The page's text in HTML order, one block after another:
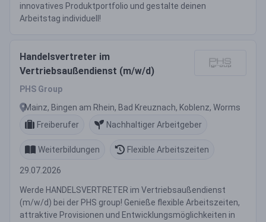
innovatives Produktportfolio und gestalte deinen
Arbeitstag individuell!
Handelsvertreter im
Vertriebsaußendienst (m/w/d)
PHS Group
Mainz, Bingen am Rhein, Bad Kreuznach, Koblenz, Worms
Freiberufer
Nachhaltiger Arbeitgeber
Weiterbildungen Flexible Arbeitszeiten
29.07.2026
Werde HANDELSVERTRETER im Vertriebsaußendienst
(m/w/d) bei der PHS group! Genieße flexible Arbeitszeiten,
attraktive Provisionen und Entwicklungsmöglichkeiten in